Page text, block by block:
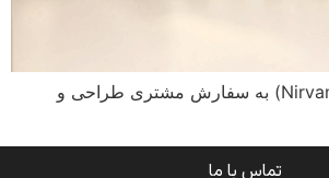
استند اسم نیروانا (Nirvana) به سفارش مشتری طراحی و
تماس با ما